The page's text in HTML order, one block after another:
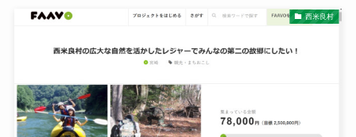
西米良村